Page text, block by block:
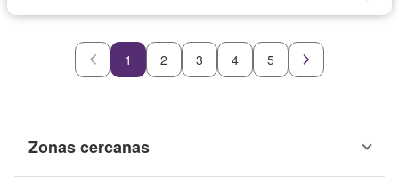
1 2 3 4 5
Zonas cercanas